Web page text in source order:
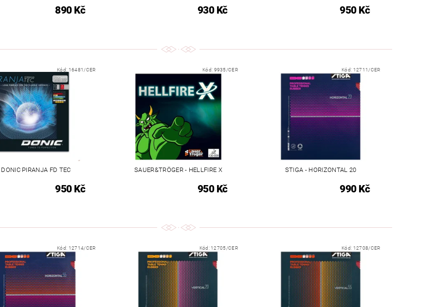
890 Kč 930 Kč 950 Kč
Kód: 16481/CER
DONIC PIRANJA FD TEC
950 Kč
Kód: 9935/CER
SAUER&TRÖGER - HELLFIRE X
950 Kč
Kód: 12711/CER
STIGA - HORIZONTAL 20
990 Kč
Kód: 12714/CER Kód: 12705/CER Kód: 12708/CER